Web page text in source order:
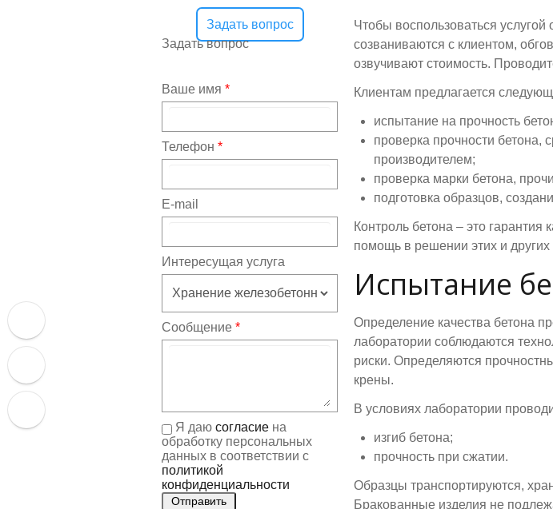
Задать вопрос
Задать вопрос
Ваше имя *
Телефон *
E-mail
Интересущая услуга
Сообщение *
Я даю согласие на
обработку персональных
данных в соответствии с
политикой
конфиденциальности
Чтобы воспользоваться
созваниваются с клиентом,
озвучивают стоимость.
Клиентам предлагается
испытание на прочность
проверка прочности бетона,
производителем;
проверка марки бетона,
подготовка образцов,
Контроль бетона – это гарантия
помощь в решении этих и других
Испытание
Определение качества бетона
лаборатории соблюдаются
риски. Определяются
крены.
В условиях лаборатории
изгиб бетона;
прочность при сжатии.
Образцы транспортируются,
Бракованные изделия не